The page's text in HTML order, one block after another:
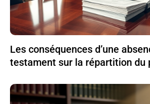
Les conséquences d’une
testament sur la répartition du